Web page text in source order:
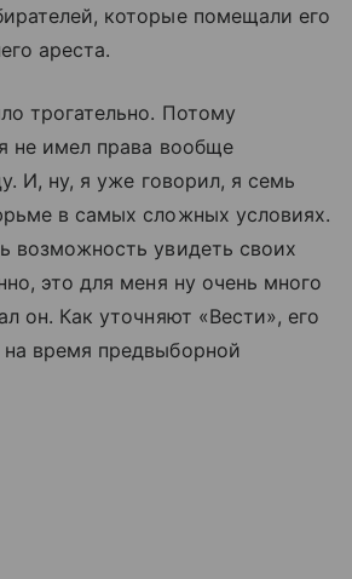
которые помещали его
ареста.
трогательно. Потому
не имел права вообще
И, ну, я уже говорил, я семь
в самых сложных условиях.
возможность увидеть своих
это для меня ну очень много
он. Как уточняют «Вести», его
время предвыборной